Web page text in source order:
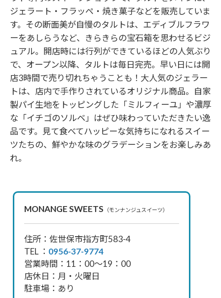
ジェラート・フラッペ・焼き菓子などを販売していま
す。その断面美が自慢のタルトは、エディブルフラワ
ーをあしらうなど、きらきらの宝石箱を思わせるビジ
ュアル。開店時には行列ができているほどの人気ぶり
で、オープン以降、タルトは毎日完売。早い日には開
店3時間で売り切れちゃうことも！大人気のジェラー
トは、店内で手作りされているオリジナル商品。自家
製パイ生地をトッピングした「ミルフィーユ」や濃厚
な「イチゴのソルベ」はぜひ味わっていただきたい逸
品です。見て食べてハッピーな気持ちになれるスイー
ツたちの、鮮やかな味のグラデーションをお楽しみあ
れ。
MONANGE SWEETS （モンナンジュスイーツ）
住所：佐世保市指方町583-4
TEL ： 0956-37-9774
営業時間：11：00〜19：00
店休日：月・火曜日
駐車場：あり